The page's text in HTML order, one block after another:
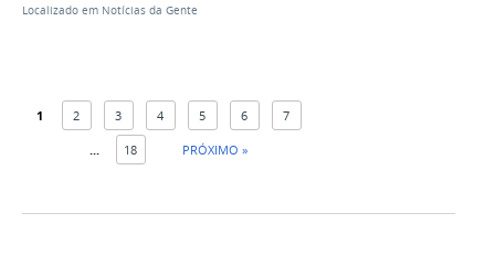
Localizado em Notícias da Gente
1 2 3 4 5 6 7
18 PRÓXIMO »